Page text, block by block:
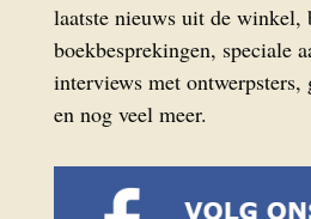
laatste nieuws uit de winkel,
boekbesprekingen, speciale
interviews met ontwerpsters,
en nog veel meer.